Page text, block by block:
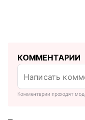
КОММЕНТАРИИ
Комментарии проходят